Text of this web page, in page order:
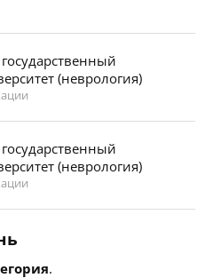
(неврология)
(неврология)
.